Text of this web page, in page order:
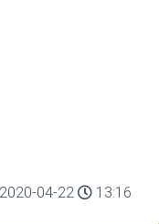
2020-04-22 13:16